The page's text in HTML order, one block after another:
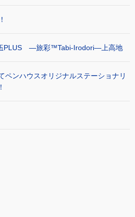
PLUS ―旅彩™Tabi-Irodori―上高地
ペンハウスオリジナルステーショナリ